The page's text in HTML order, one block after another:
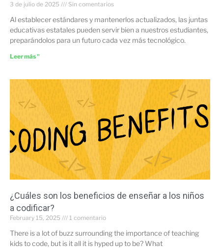
3 de julio de 2025 Sin comentarios
Al establecer estándares y mantenerlos actualizados, las juntas
educativas estatales pueden servir bien a nuestros estudiantes,
preparándolos para un futuro cada vez más tecnológico.
Leer más "
¿Cuáles son los beneficios de enseñar a los niños
a codificar?
February 15, 2025 1 comentario
There is a lot of buzz surrounding the importance of teaching
kids to code, but is it all it is hyped up to be? What